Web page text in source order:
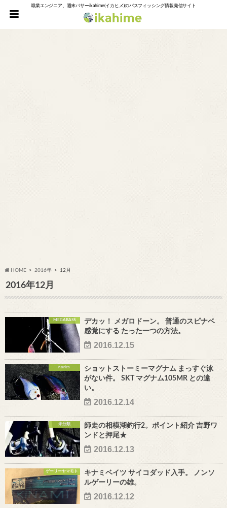
職業エンジニア、週末バサーikahime(イカヒメ)のバスフィッシング情報発信サイト
HOME 2016年 12月
2016年12月
MEGABASS
デカッ！ メガロドーン。 普通のスピナベ
感覚にする たった一つの方法。
2016.12.15
nories
ショットストーミーマグナム まっすぐ泳
がない件。 SKT マグナム105MR との違
い。
2016.12.14
未分類
師走の相模湖釣行2。ポイント紹介 吉野ワ
ンドと押尾★
2016.12.13
ゲーリーヤマモト
キナミベイツ サイコダッド入手。 ノンソ
ルゲーリーの雄。
2016.12.12